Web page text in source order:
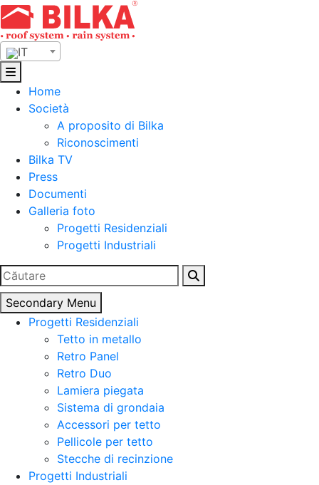
Skip
to
content
IT
Home
Società
A proposito di Bilka
Riconoscimenti
Bilka TV
Press
Documenti
Galleria foto
Progetti Residenziali
Progetti Industriali
Ricerca
per:
Secondary Menu
Progetti Residenziali
Tetto in metallo
Retro Panel
Retro Duo
Lamiera piegata
Sistema di grondaia
Accessori per tetto
Pellicole per tetto
Stecche di recinzione
Progetti Industriali